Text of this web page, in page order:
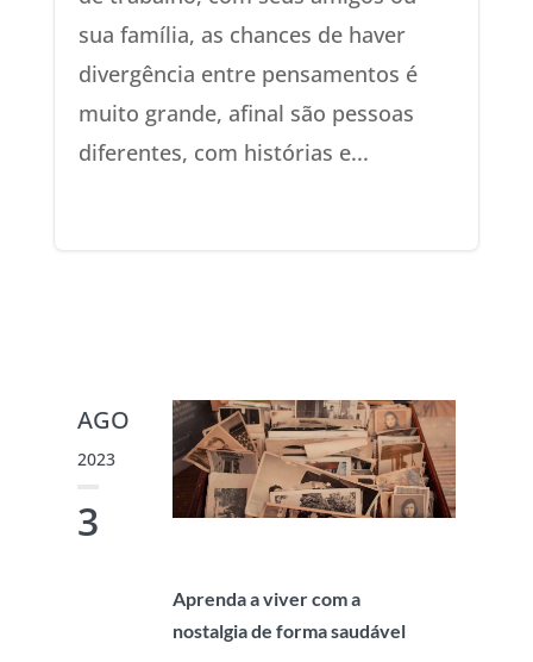
sua família, as chances de haver
divergência entre pensamentos é
muito grande, afinal são pessoas
diferentes, com histórias e...
AGO
2023
3
Aprenda a viver com a
nostalgia de forma saudável